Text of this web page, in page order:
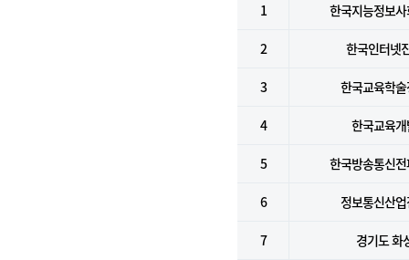
1 한국지능정보
2 한국인터넷
3 한국교육학
4 한국교육
5 한국방송통신
6 정보통신산
7 경기도 화